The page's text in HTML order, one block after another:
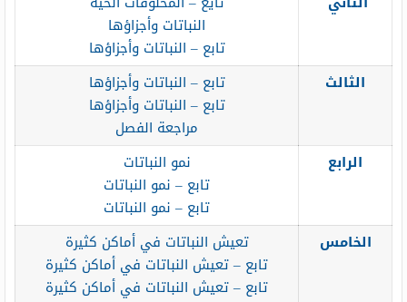
النباتات وأجزاؤها
تابع – النباتات وأجزاؤها
الثالث
تابع – النباتات وأجزاؤها
تابع – النباتات وأجزاؤها
مراجعة الفصل
الرابع
نمو النباتات
تابع – نمو النباتات
تابع – نمو النباتات
الخامس
تعيش النباتات في أماكن كثيرة
تابع – تعيش النباتات في أماكن كثيرة
تابع – تعيش النباتات في أماكن كثيرة